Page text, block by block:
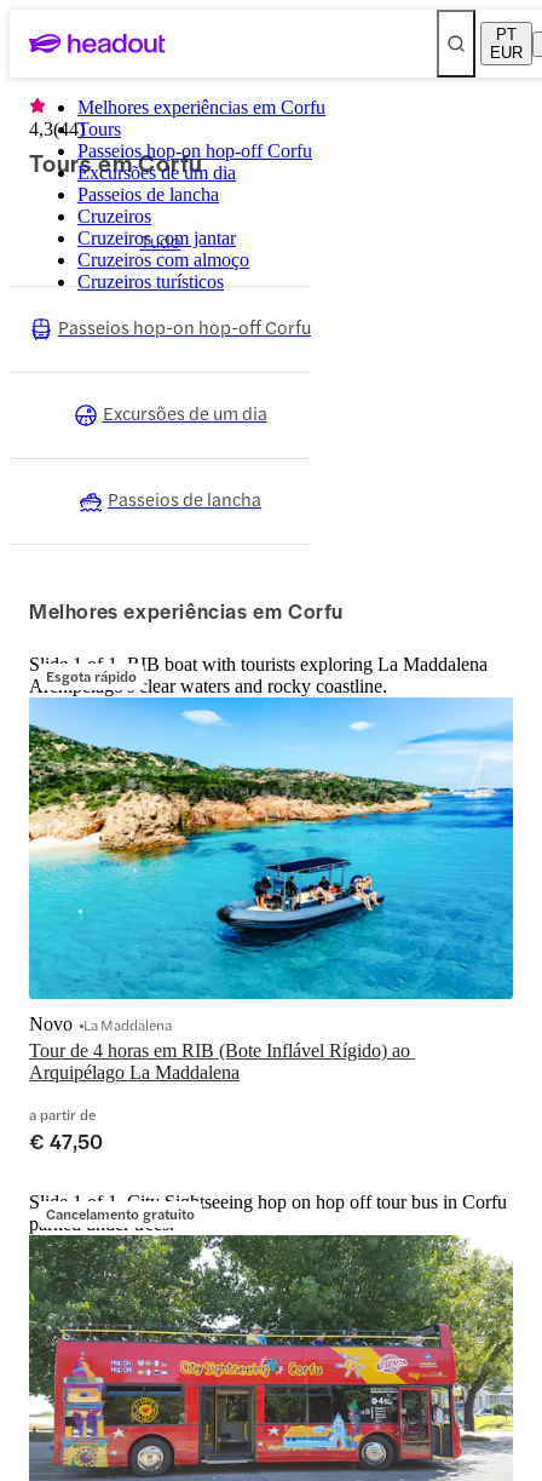
PT
EUR
Melhores experiências em Corfu
Tours
Passeios hop-on hop-off Corfu
Excursões de um dia
Passeios de lancha
Cruzeiros
Cruzeiros com jantar
Cruzeiros com almoço
Cruzeiros turísticos
4,3(44)
Tours em Corfu
Tudo
Passeios hop-on hop-off Corfu
Excursões de um dia
Passeios de lancha
Melhores experiências em Corfu
Esgota rápido
Slide 1 of 1, RIB boat with tourists exploring La Maddalena
Archipelago's clear waters and rocky coastline.
Tour de 4 horas em RIB (Bote Inflável Rígido) ao
Arquipélago La Maddalena
Novo La Maddalena
a partir de
€ 47,50
Cancelamento gratuito
Slide 1 of 1, City Sightseeing hop on hop off tour bus in Corfu
parked under trees.